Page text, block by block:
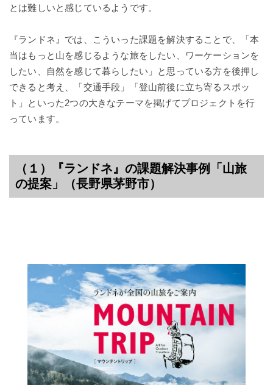
とは難しいと感じているようです。
『ランドネ』では、こういった課題を解決することで、「本
当はもっと山を感じるような旅をしたい、ワーケーションを
したい、自然を感じて暮らしたい」と思っている方を後押し
できると考え、「交通手段」「登山前後に立ち寄るスポッ
ト」といった2つの大きなテーマを掲げてプロジェクトを行
っています。
（１）『ランドネ』の課題解決事例
「山旅
の提案」（長野県茅野市）